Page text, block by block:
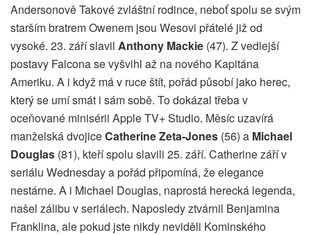
Andersonově Takové zvláštní rodince, neboť spolu se svým
starším bratrem Owenem jsou Wesovi přátelé již od
vysoké. 23. září slavil Anthony Mackie (47). Z vedlejší
postavy Falcona se vyšvihl až na nového Kapitána
Ameriku. A i když má v ruce štít, pořád působí jako herec,
který se umí smát i sám sobě. To dokázal třeba v
oceňované minisérii Apple TV+ Studio. Měsíc uzavírá
manželská dvojiceCatherine Zeta-Jones (56) a Michael
Douglas (81), kteří spolu slavili 25. září. Catherine září v
seriálu Wednesday a pořád připomíná, že elegance
nestárne. A i Michael Douglas, naprostá herecká legenda,
našel zálibu v seriálech. Naposledy ztvárnil Benjamina
Franklina, ale pokud jste nikdy neviděli Kominského